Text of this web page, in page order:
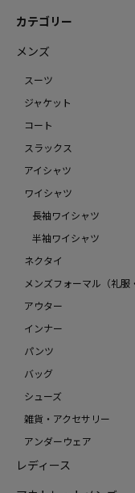
カテゴリー
メンズ
スーツ
ジャケット
コート
スラックス
アイシャツ
ワイシャツ
長袖ワイシャツ
半袖ワイシャツ
ネクタイ
メンズフォーマル（礼服
アウター
インナー
パンツ
バッグ
シューズ
雑貨・アクセサリー
アンダーウェア
レディース